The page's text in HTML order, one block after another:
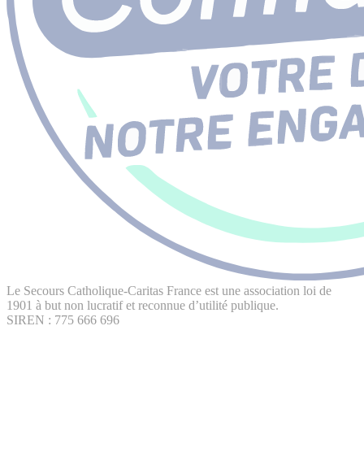
Le Secours Catholique-Caritas France est une association loi de
1901 à but non lucratif et reconnue d’utilité publique.
SIREN : 775 666 696